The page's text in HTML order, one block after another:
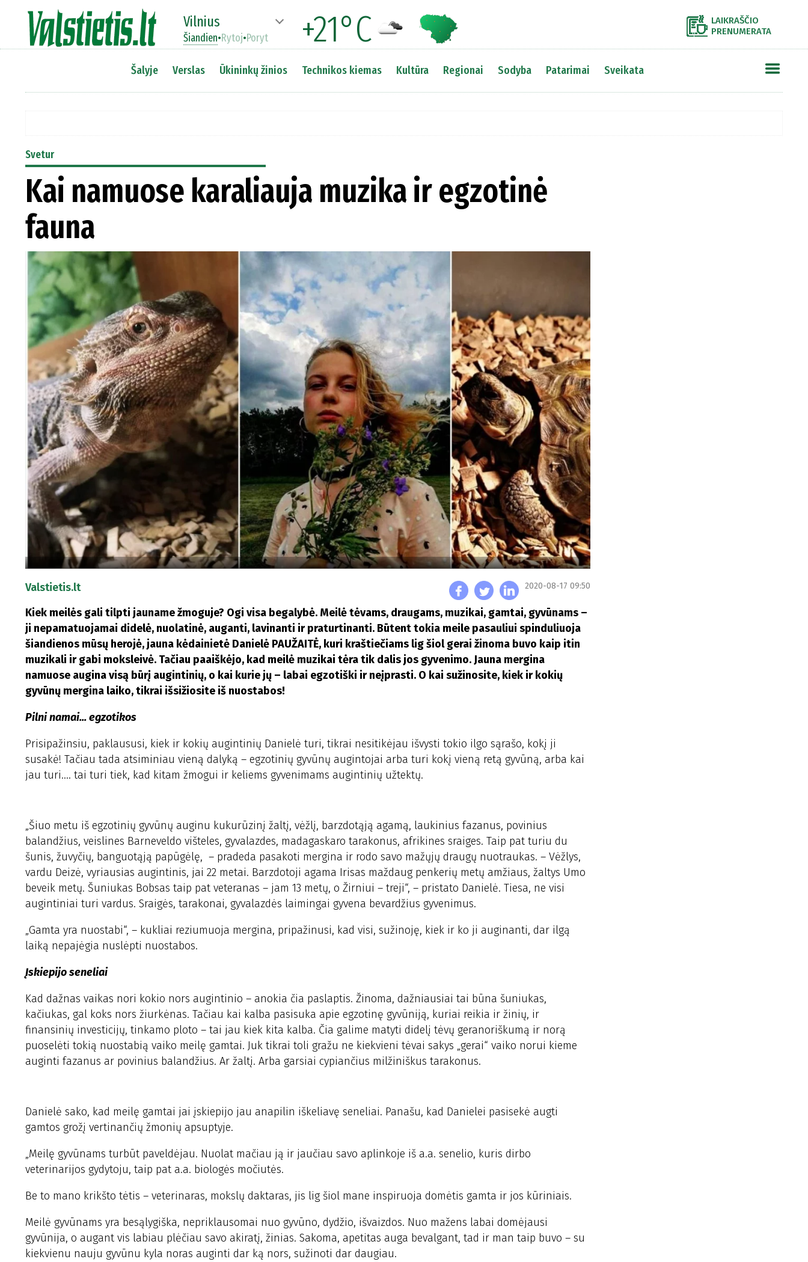
Vilnius +21°C
Šiandien•Rytoj•Poryt
LAIKRAŠČIO
PRENUMERATA
Šalyje Verslas Ūkininkų žinios Technikos kiemas Kultūra Regionai Sodyba Patarimai Sveikata
Svetur
Kai namuose karaliauja muzika ir egzotinė
fauna
Valstietis.lt 2020-08-17 09:50
Kiek meilės gali tilpti jauname žmoguje? Ogi visa begalybė. Meilė tėvams, draugams, muzikai, gamtai, gyvūnams –
ji nepamatuojamai didelė, nuolatinė, auganti, lavinanti ir praturtinanti. Būtent tokia meile pasauliui spinduliuoja
šiandienos mūsų herojė, jauna kėdainietė Danielė PAUŽAITĖ, kuri kraštiečiams lig šiol gerai žinoma buvo kaip itin
muzikali ir gabi moksleivė. Tačiau paaiškėjo, kad meilė muzikai tėra tik dalis jos gyvenimo. Jauna mergina
namuose augina visą būrį augintinių, o kai kurie jų – labai egzotiški ir neįprasti. O kai sužinosite, kiek ir kokių
gyvūnų mergina laiko, tikrai išsižiosite iš nuostabos!
Pilni namai... egzotikos
Prisipažinsiu, paklaususi, kiek ir kokių augintinių Danielė turi, tikrai nesitikėjau išvysti tokio ilgo sąrašo, kokį ji
susakė! Tačiau tada atsiminiau vieną dalyką – egzotinių gyvūnų augintojai arba turi kokį vieną retą gyvūną, arba kai
jau turi.... tai turi tiek, kad kitam žmogui ir keliems gyvenimams augintinių užtektų.
„Šiuo metu iš egzotinių gyvūnų auginu kukurūzinį žaltį, vėžlį, barzdotąją agamą, laukinius fazanus, povinius
balandžius, veislines Barneveldo višteles, gyvalazdes, madagaskaro tarakonus, afrikines sraiges. Taip pat turiu du
šunis, žuvyčių, banguotąją papūgėlę, – pradeda pasakoti mergina ir rodo savo mažųjų draugų nuotraukas. – Vėžlys,
vardu Deizė, vyriausias augintinis, jai 22 metai. Barzdotoji agama Irisas maždaug penkerių metų amžiaus, žaltys Umo
beveik metų. Šuniukas Bobsas taip pat veteranas – jam 13 metų, o Žirniui – treji“, – pristato Danielė. Tiesa, ne visi
augintiniai turi vardus. Sraigės, tarakonai, gyvalazdės laimingai gyvena bevardžius gyvenimus.
„Gamta yra nuostabi“, – kukliai reziumuoja mergina, pripažinusi, kad visi, sužinoję, kiek ir ko ji auginanti, dar ilgą
laiką nepajėgia nuslėpti nuostabos.
Įskiepijo seneliai
Kad dažnas vaikas nori kokio nors augintinio – anokia čia paslaptis. Žinoma, dažniausiai tai būna šuniukas,
kačiukas, gal koks nors žiurkėnas. Tačiau kai kalba pasisuka apie egzotinę gyvūniją, kuriai reikia ir žinių, ir
finansinių investicijų, tinkamo ploto – tai jau kiek kita kalba. Čia galime matyti didelį tėvų geranoriškumą ir norą
puoselėti tokią nuostabią vaiko meilę gamtai. Juk tikrai toli gražu ne kiekvieni tėvai sakys „gerai“ vaiko norui kieme
auginti fazanus ar povinius balandžius. Ar žaltį. Arba garsiai cypiančius milžiniškus tarakonus.
Danielė sako, kad meilę gamtai jai įskiepijo jau anapilin iškeliavę seneliai. Panašu, kad Danielei pasisekė augti
gamtos grožį vertinančių žmonių apsuptyje.
„Meilę gyvūnams turbūt paveldėjau. Nuolat mačiau ją ir jaučiau savo aplinkoje iš a.a. senelio, kuris dirbo
veterinarijos gydytoju, taip pat a.a. biologės močiutės.
Be to mano krikšto tėtis – veterinaras, mokslų daktaras, jis lig šiol mane inspiruoja domėtis gamta ir jos kūriniais.
Meilė gyvūnams yra besąlygiška, nepriklausomai nuo gyvūno, dydžio, išvaizdos. Nuo mažens labai domėjausi
gyvūnija, o augant vis labiau plėčiau savo akiratį, žinias. Sakoma, apetitas auga bevalgant, tad ir man taip buvo – su
kiekvienu nauju gyvūnu kyla noras auginti dar ką nors, sužinoti dar daugiau.